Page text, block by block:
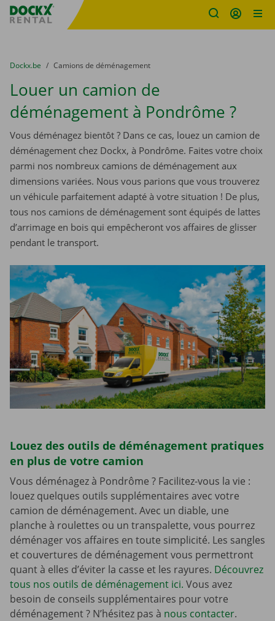
sitename
You are here:
du
Dockx.be to
Camions de déménagement
Louer un camion de
déménagement à Pondrôme ?
Vous déménagez bientôt ? Dans ce cas, louez un camion de
déménagement chez Dockx, à Pondrôme. Faites votre choix
parmi nos nombreux camions de déménagement aux
dimensions variées. Nous vous parions que vous trouverez
un véhicule parfaitement adapté à votre situation ! De plus,
tous nos camions de déménagement sont équipés de lattes
d’arrimage en bois qui empêcheront vos affaires de glisser
pendant le transport.
Louez des outils de déménagement pratiques
en plus de votre camion
Vous déménagez à Pondrôme ? Facilitez-vous la vie :
louez quelques outils supplémentaires avec votre
camion de déménagement. Avec un diable, une
planche à roulettes ou un transpalette, vous pourrez
déménager vos affaires en toute simplicité. Les sangles
et couvertures de déménagement vous permettront
quant à elles d’éviter la casse et les rayures. Découvrez
tous nos outils de déménagement ici. Vous avez
besoin de conseils supplémentaires pour votre
déménagement ? N’hésitez pas à nous contacter.